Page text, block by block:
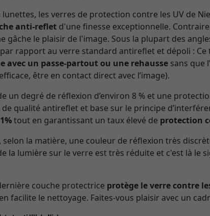
les verres de protection contre les UV de
anti-reflet d'une finesse exceptionnelle.
gâche le plaisir de l'image. Sous la plupart des
rapport au verre standard antireflet et dépoli : Ce
avec un passe-partout ou une rehausse sans que
être en contact direct avec l’image).
un degré de réflexion d’environ 8 % et une
de qualité antireflet et base sur le principe
tout en garantissant un taux élevé de protection
selon la matière, une couleur de réflexion très
la lumière sur le verre est très réduite et c'est là le
couche protectrice protège le verre contre
facilite le nettoyage. Faites-vous plaisir avec un